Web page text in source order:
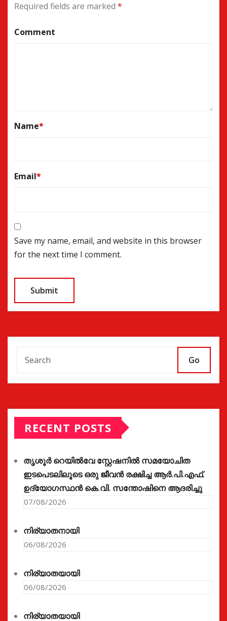
Required fields are marked *
Comment
Name*
Email*
Save my name, email, and website in this browser
for the next time I comment.
Go
RECENT POSTS
തൃശൂർ റെയിൽവേ സ്റ്റേഷനിൽ സമയോചിത
ഇടപെടലിലൂടെ ഒരു ജീവൻ രക്ഷിച്ച ആർ.പി.എഫ്.
ഉദ്യോഗസ്ഥൻ കെ.വി. സന്തോഷിനെ ആദരിച്ചു
07/08/2026
നിര്യാതനായി
06/08/2026
നിര്യാതയായി
06/08/2026
നിര്യാതയായി